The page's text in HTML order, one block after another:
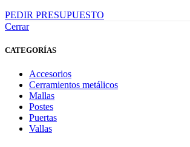
PEDIR PRESUPUESTO
Cerrar
CATEGORÍAS
Accesorios
Cerramientos metálicos
Mallas
Postes
Puertas
Vallas